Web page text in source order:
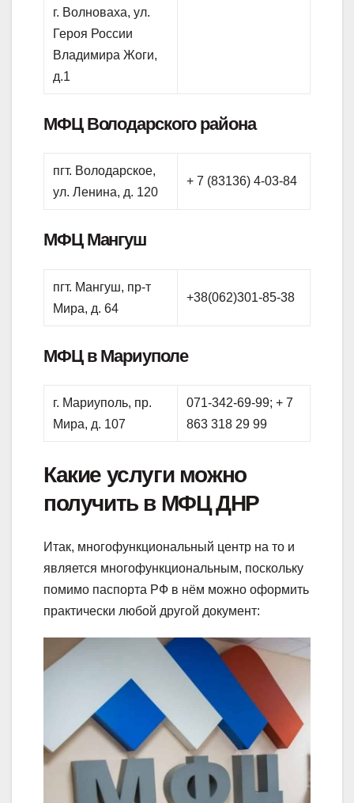
г. Волноваха, ул.
Героя России
Владимира Жоги,
д.1
МФЦ Володарского района
пгт. Володарское,
ул. Ленина, д. 120
+ 7 (83136) 4-03-84
МФЦ Мангуш
пгт. Мангуш, пр-т
Мира, д. 64
+38(062)301-85-38
МФЦ в Мариуполе
г. Мариуполь, пр.
Мира, д. 107
071-342-69-99; + 7
863 318 29 99
Какие услуги можно
получить в МФЦ ДНР
Итак, многофункциональный центр на то и
является многофункциональным, поскольку
помимо паспорта РФ в нём можно оформить
практически любой другой документ: